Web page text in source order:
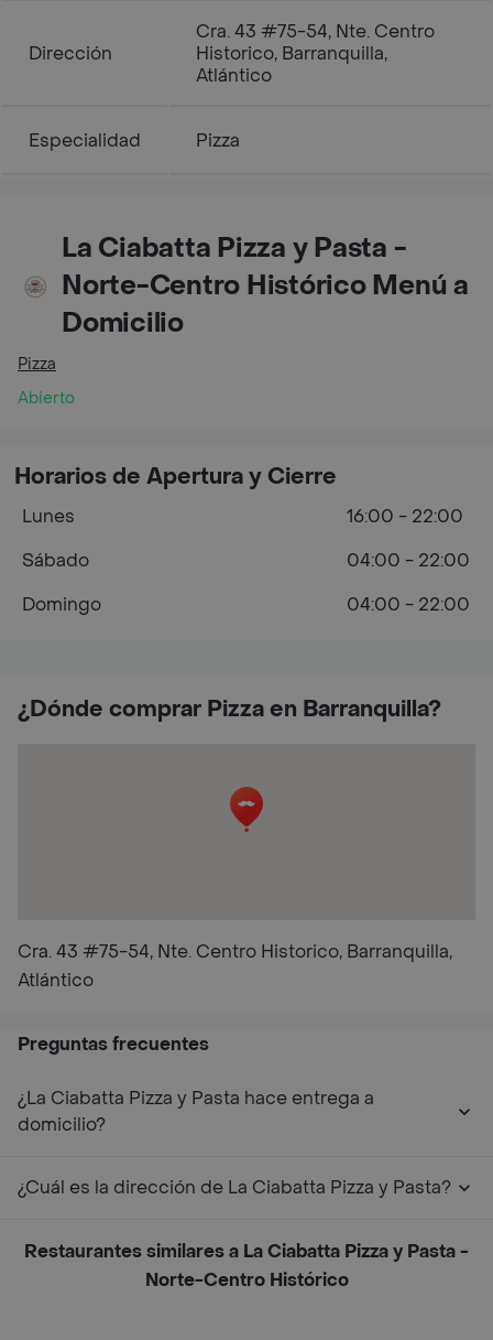
Dirección
Cra. 43 #75-54, Nte. Centro
Historico, Barranquilla,
Atlántico
Especialidad Pizza
La Ciabatta Pizza y Pasta -
Norte-Centro Histórico Menú a
Domicilio
Pizza
Abierto
¿Dónde comprar Pizza en Barranquilla?
Cra. 43 #75-54, Nte. Centro Historico, Barranquilla,
Atlántico
Horarios de Apertura y Cierre
Lunes
16:00 - 22:00
Sábado
04:00 - 22:00
Domingo
04:00 - 22:00
Preguntas frecuentes
¿La Ciabatta Pizza y Pasta hace entrega a
domicilio?
¿Cuál es la dirección de La Ciabatta Pizza y Pasta?
Restaurantes similares a La Ciabatta Pizza y Pasta -
Norte-Centro Histórico